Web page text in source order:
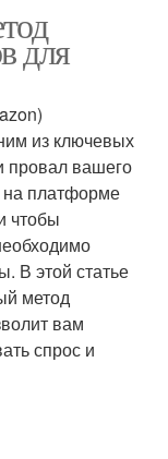
для
из ключевых
провал вашего
платформе
чтобы
В этой статье
метод
вам
спрос и